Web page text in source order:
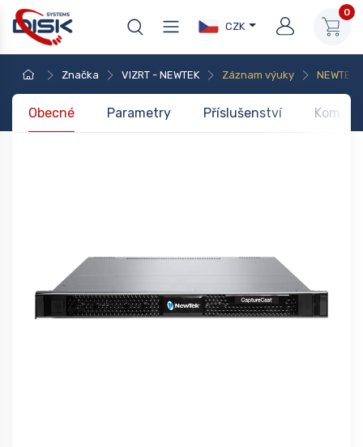
CZK
0
Značka VIZRT - NEWTEK Záznam výuky
Obecné Parametry Příslušenství